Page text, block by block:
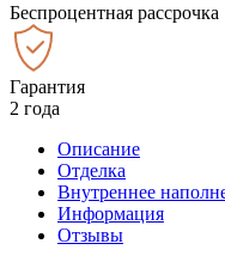
Беспроцентная рассрочка
Гарантия
2 года
Описание
Отделка
Внутреннее
Информация
Отзывы